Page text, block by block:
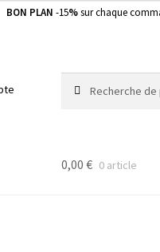
BON PLAN -15%sur chaque
pour :
0,00 € 0 article